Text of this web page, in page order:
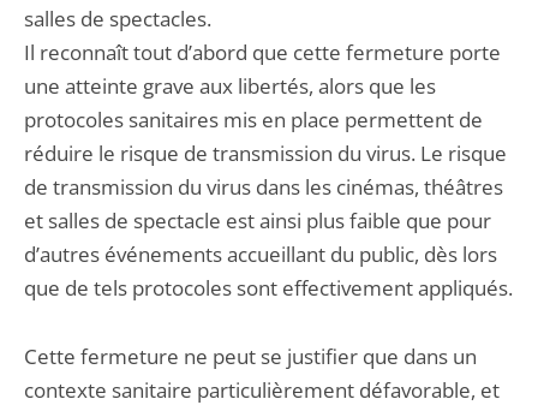
salles de spectacles.
Il reconnaît tout d’abord que cette fermeture porte
une atteinte grave aux libertés, alors que les
protocoles sanitaires mis en place permettent de
réduire le risque de transmission du virus. Le risque
de transmission du virus dans les cinémas, théâtres
et salles de spectacle est ainsi plus faible que pour
d’autres événements accueillant du public, dès lors
que de tels protocoles sont effectivement appliqués.
Cette fermeture ne peut se justifier que dans un
contexte sanitaire particulièrement défavorable, et